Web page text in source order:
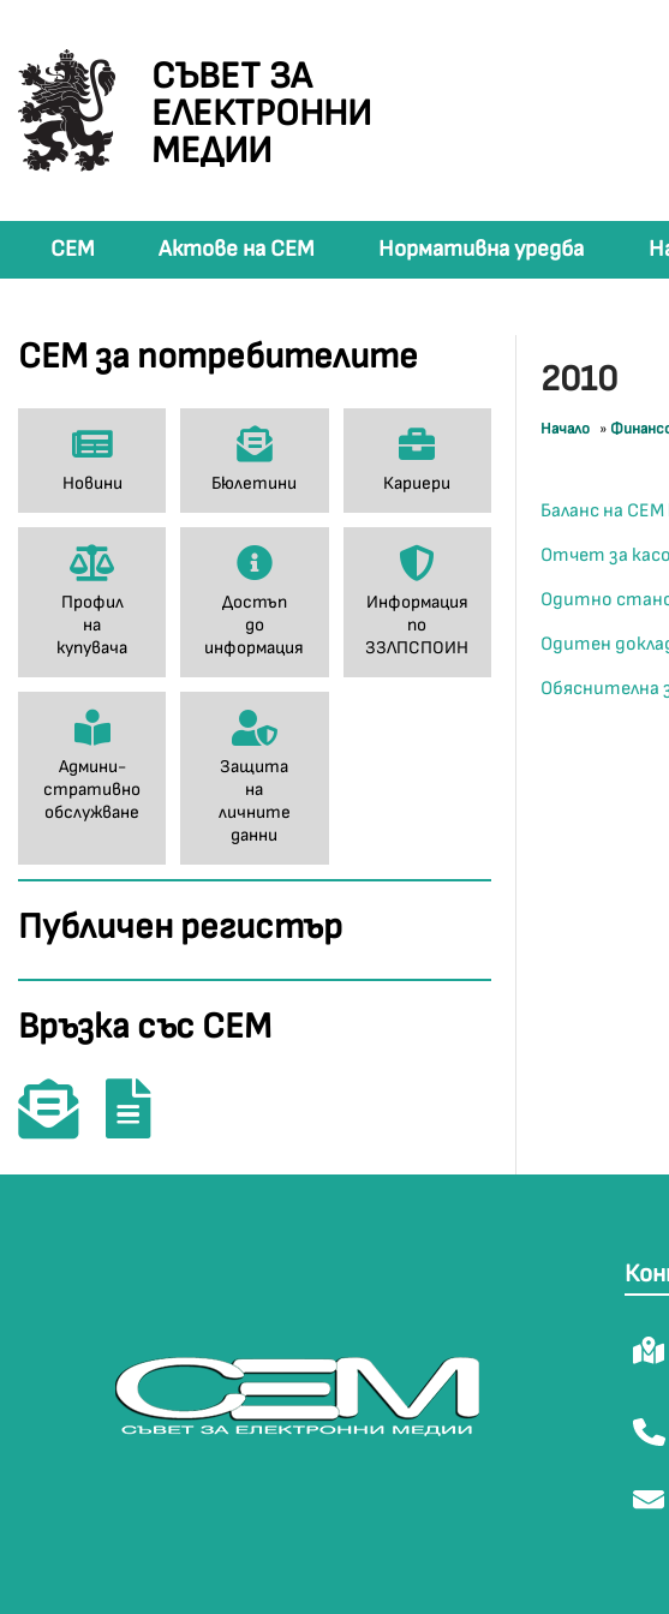
СЪВЕТ ЗА
ЕЛЕКТРОННИ
МЕДИИ
СЕМ Актове на СЕМ Нормативна уредба
СЕМ за потребителите
Новини Бюлетини Кариери
Профил
на
купувача
Достъп
до
информация
Информация
по
ЗЗЛПСПОИН
Админи-
стративно
обслужване
Защита
на
личните
данни
Публичен регистър
Връзка със СЕМ
2010
Начало »
Баланс на СЕМ
Отчет за
Одитно
Одитен
Обяснителна